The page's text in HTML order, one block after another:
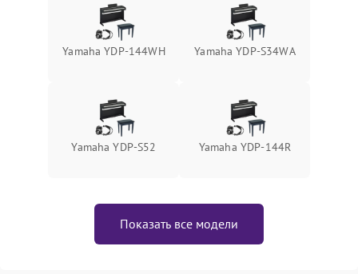
Yamaha YDP-144WH Yamaha YDP-S34WA
Yamaha YDP-S52 Yamaha YDP-144R
Показать все модели